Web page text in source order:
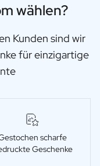
wählen?
Kunden sind wir
für einzigartige
scharfe
Geschenke